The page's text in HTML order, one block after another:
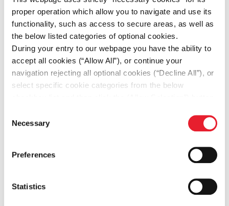
proper operation which allow you to navigate and use its
functionality, such as access to secure areas, as well as
the below listed categories of optional cookies.
During your entry to our webpage you have the ability to
accept all cookies (“Allow All”), or continue your
navigation rejecting all optional cookies (“Decline All”), or
select specific cookie categories from the below
refer to our
Selection
Necessary
Preferences
Statistics
ΗINTELIQUA,μέλος του ΟμίλουEntersoft–
SOFTONE, είναι μία πολυβραβευμένηMarketing
Technology εταιρείαμε 20 χρόνια επιτυχημένης
παρουσίας στην αγορά. Αναγνωρίζεται διεθνώς
ως μία από τις κορυφαίες εταιρείες στον τομέα
της, σύμφωνα με οργανισμούς, όπως ηForrester
προγραμμάτων Loyalty
, με τεχνολογική βάση την
Loyalty
ηλεκτρονικό κατάστημα: